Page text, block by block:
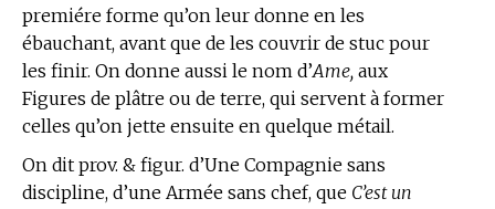
premiére forme qu’on leur donne en les
ébauchant, avant que de les couvrir de stuc pour
les finir. On donne aussi le nom d’Ame, aux
Figures de plâtre ou de terre, qui servent à former
celles qu’on jette ensuite en quelque métail.
On dit prov. & figur. d’Une Compagnie sans
discipline, d’une Armée sans chef, que C’est un